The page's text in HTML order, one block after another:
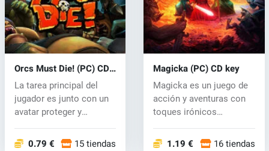
Orcs Must Die! (PC) CD
key
La tarea principal del
jugador es junto con un
avatar proteger y
0.79 € 15 tiendas
Magicka (PC) CD key
Magicka es un juego de
acción y aventuras con
toques irónicos
1.19 € 16 tiendas